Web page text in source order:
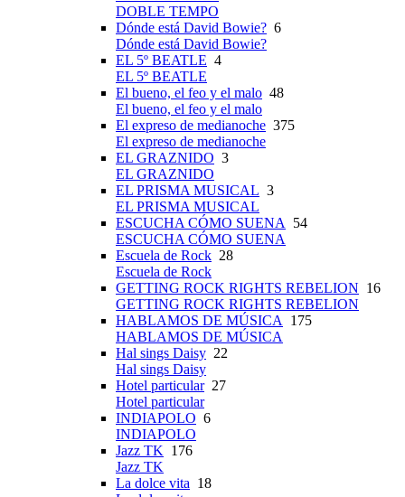
DOBLE TEMPO
Dónde está David Bowie? 6
Dónde está David Bowie?
EL 5º BEATLE 4
EL 5º BEATLE
El bueno, el feo y el malo 48
El bueno, el feo y el malo
El expreso de medianoche 375
El expreso de medianoche
EL GRAZNIDO 3
EL GRAZNIDO
EL PRISMA MUSICAL 3
EL PRISMA MUSICAL
ESCUCHA CÓMO SUENA
54
ESCUCHA CÓMO SUENA
Escuela de Rock 28
Escuela de Rock
GETTING ROCK RIGHTS REBELION 16
GETTING ROCK RIGHTS REBELION
HABLAMOS DE MÚSICA
175
HABLAMOS DE MÚSICA
Hal sings Daisy 22
Hal sings Daisy
Hotel particular27
Hotel particular
INDIAPOLO 6
INDIAPOLO
Jazz TK 176
Jazz TK
La dolce vita 18